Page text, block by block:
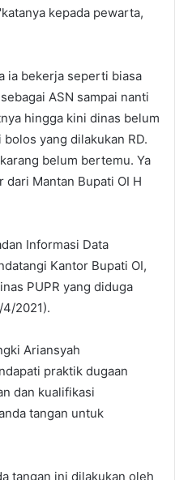
kepada pewarta,
ia bekerja seperti biasa
ASN sampai nanti
hingga kini dinas belum
yang dilakukan RD.
belum bertemu. Ya
dari Mantan Bupati OI H
Informasi Data
Kantor Bupati OI,
PUPR yang diduga
2021).
Ariansyah
praktik dugaan
dan kualifikasi
tangan untuk
tangan ini dilakukan oleh